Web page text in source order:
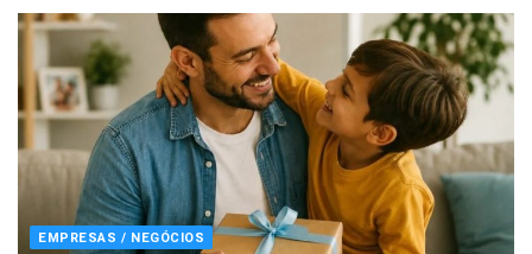
EMPRESAS / NEGÓCIOS